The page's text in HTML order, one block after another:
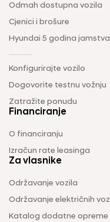
Odmah dostupna vozila
Cjenici i brošure
Hyundai 5 godina jamstva
Konfigurirajte vozilo
Dogovorite testnu vožnju
Zatražite ponudu
Financiranje
O financiranju
Izračun rate leasinga
Za vlasnike
Održavanje vozila
Održavanje električnih
Katalog dodatne opreme